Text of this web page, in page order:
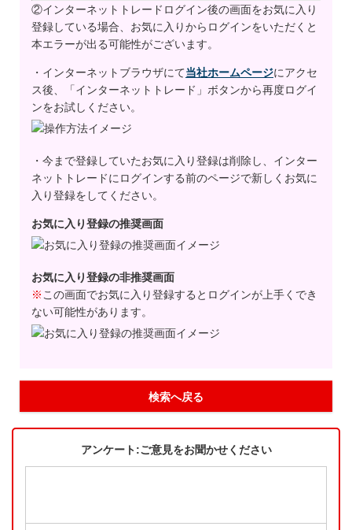
②インターネットトレードログイン後の画面をお気に入り
登録している場合、お気に入りからログインをいただくと
本エラーが出る可能性がございます。
・インターネットブラウザにて当社ホームページにアクセ
ス後、「インターネットトレード」ボタンから再度ログイ
ンをお試しください。
・今まで登録していたお気に入り登録は削除し、インター
ネットトレードにログインする前のページで新しくお気に
入り登録をしてください。
お気に入り登録の推奨画面
お気に入り登録の非推奨画面
※この画面でお気に入り登録するとログインが上手くでき
ない可能性があります。
検索へ戻る
アンケート:ご意見をお聞かせください